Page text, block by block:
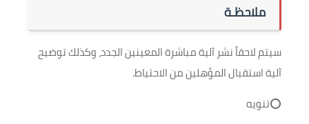
ملاحظـة
سيتم لاحقاً نشر آلية مباشرة المعينين الجدد، وكذلك توضيح
آلية استقبال المؤهلين من الاحتياط.
⭕️تنويه